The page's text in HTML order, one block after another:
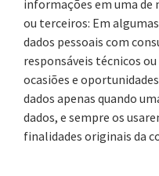
informações em uma de
ou terceiros: Em
dados pessoais com
responsáveis técnicos
ocasiões e
dados apenas quando
dados, e sempre os
finalidades originais da